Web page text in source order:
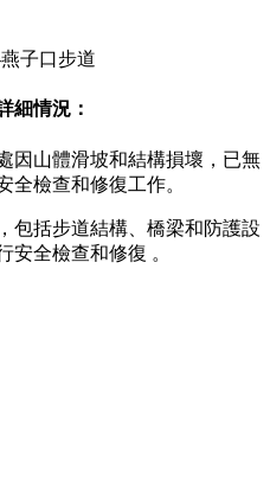
子口步道
細情況：
因山體滑坡和結構損壞，已無
全檢查和修復工作。
包括步道結構、橋梁和防護設
安全檢查和修復 。